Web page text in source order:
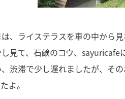
、ライステラスを車の中から見
見て、石鹸のコウ、
渋滞で少し遅れましたが、そ
よ。